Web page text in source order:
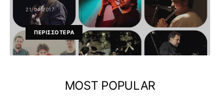
21/04/2017
ΠΕΡΙΣΣΟΤΕΡΑ
MOST POPULAR